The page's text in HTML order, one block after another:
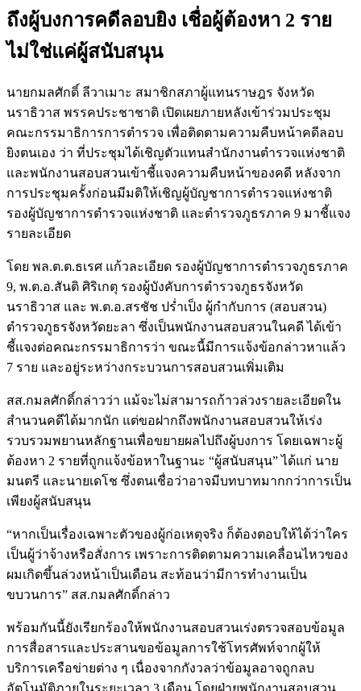
ถึงผู้บงการคดีลอบยิง เชื่อผู้ต้องหา 2 ราย
ไม่ใช่แค่ผู้สนับสนุน
นายกมลศักดิ์ ลีวาเมาะ สมาชิกสภาผู้แทนราษฎร จังหวัด
นราธิวาส พรรคประชาชาติ เปิดเผยภายหลังเข้าร่วมประชุม
คณะกรรมาธิการการตำรวจ เพื่อติดตามความคืบหน้าคดีลอบ
ยิงตนเอง ว่า ที่ประชุมได้เชิญตัวแทนสำนักงานตำรวจแห่งชาติ
และพนักงานสอบสวนเข้าชี้แจงความคืบหน้าของคดี หลังจาก
การประชุมครั้งก่อนมีมติให้เชิญผู้บัญชาการตำรวจแห่งชาติ
รองผู้บัญชาการตำรวจแห่งชาติ และตำรวจภูธรภาค 9 มาชี้แจง
รายละเอียด
โดย พล.ต.ต.ธเรศ แก้วละเอียด รองผู้บัญชาการตำรวจภูธรภาค
9, พ.ต.อ.สันติ ศิริเกตุ รองผู้บังคับการตำรวจภูธรจังหวัด
นราธิวาส และ พ.ต.อ.สรชัช ปร่ำเป็ง ผู้กำกับการ (สอบสวน)
ตำรวจภูธรจังหวัดยะลา ซึ่งเป็นพนักงานสอบสวนในคดี ได้เข้า
ชี้แจงต่อคณะกรรมาธิการว่า ขณะนี้มีการแจ้งข้อกล่าวหาแล้ว
7 ราย และอยู่ระหว่างกระบวนการสอบสวนเพิ่มเติม
สส.กมลศักดิ์กล่าวว่า แม้จะไม่สามารถก้าวล่วงรายละเอียดใน
สำนวนคดีได้มากนัก แต่ขอฝากถึงพนักงานสอบสวนให้เร่ง
รวบรวมพยานหลักฐานเพื่อขยายผลไปถึงผู้บงการ โดยเฉพาะผู้
ต้องหา 2 รายที่ถูกแจ้งข้อหาในฐานะ “ผู้สนับสนุน” ได้แก่ นาย
มนตรี และนายเดโช ซึ่งตนเชื่อว่าอาจมีบทบาทมากกว่าการเป็น
เพียงผู้สนับสนุน
“หากเป็นเรื่องเฉพาะตัวของผู้ก่อเหตุจริง ก็ต้องตอบให้ได้ว่าใคร
เป็นผู้ว่าจ้างหรือสั่งการ เพราะการติดตามความเคลื่อนไหวของ
ผมเกิดขึ้นล่วงหน้าเป็นเดือน สะท้อนว่ามีการทำงานเป็น
ขบวนการ” สส.กมลศักดิ์กล่าว
พร้อมกันนี้ยังเรียกร้องให้พนักงานสอบสวนเร่งตรวจสอบข้อมูล
การสื่อสารและประสานขอข้อมูลการใช้โทรศัพท์จากผู้ให้
บริการเครือข่ายต่าง ๆ เนื่องจากกังวลว่าข้อมูลอาจถูกลบ